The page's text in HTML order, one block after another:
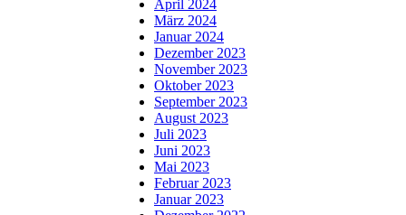
April 2024
März 2024
Januar 2024
Dezember 2023
November 2023
Oktober 2023
September 2023
August 2023
Juli 2023
Juni 2023
Mai 2023
Februar 2023
Januar 2023